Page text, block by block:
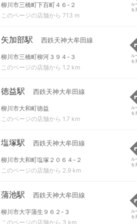
柳川市三橋町下百町４６-２
このページの店舗から 713 m
ル
を
矢加部駅 西鉄天神大牟田線
柳川市三橋町柳河３９４-３
このページの店舗から 1.2 km
ル
を
徳益駅 西鉄天神大牟田線
柳川市大和町徳益
このページの店舗から 1.7 km
ル
を
塩塚駅 西鉄天神大牟田線
柳川市大和町塩塚２０６４-２
このページの店舗から 2.9 km
ル
を
蒲池駅 西鉄天神大牟田線
柳川市大字蒲生９６２-３
このページの店舗から 3 km
ル
を